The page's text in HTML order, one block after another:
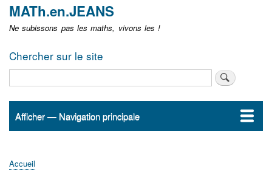
MATh.en.JEANS
Ne subissons pas les maths, vivons les !
Chercher sur le site
Navigation
Afficher — Navigation principale
Accueil
ActualitésMATh.en.JEANS ?
Régions et Ateliers
Créer, gérer un atelier
Sujets/Publications
Congrès
Accueil